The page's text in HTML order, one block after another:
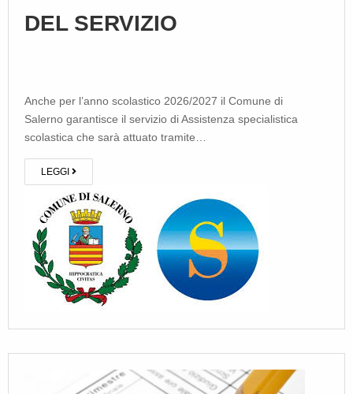
DEL SERVIZIO
Anche per l’anno scolastico 2026/2027 il Comune di
Salerno garantisce il servizio di Assistenza specialistica
scolastica che sarà attuato tramite…
LEGGI